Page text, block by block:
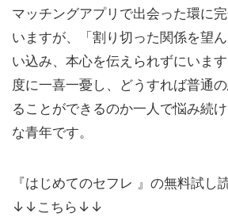
マッチングアプリで出会った環に
いますが、「割り切った関係を望
い込み、本心を伝えられずにいま
度に一喜一憂し、どうすれば普通
ることができるのか一人で悩み続
な青年です。
『はじめてのセフレ 』の無料試し
↓↓こちら↓↓